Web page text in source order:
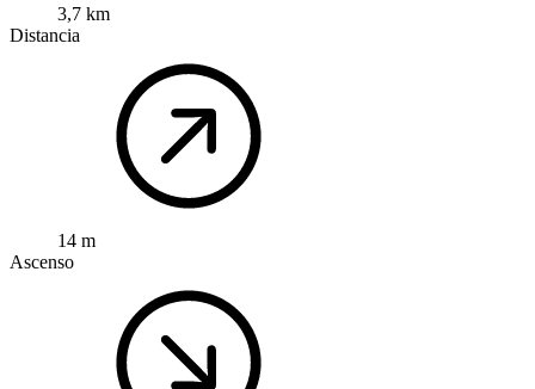
3,7 km
Distancia
14 m
Ascenso